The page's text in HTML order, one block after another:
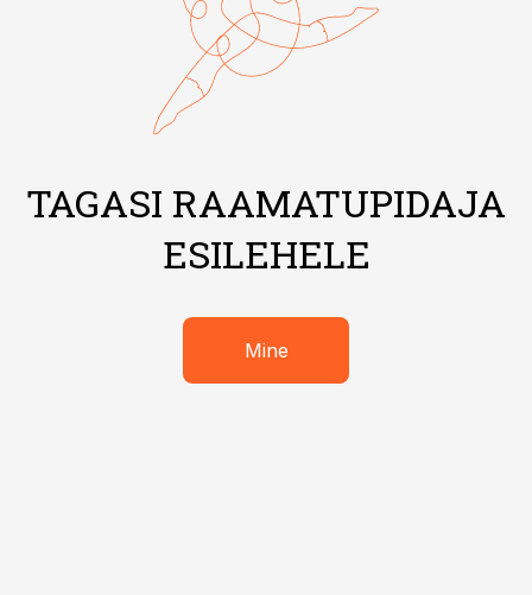
TAGASI RAAMATUPIDAJA
ESILEHELE
Mine